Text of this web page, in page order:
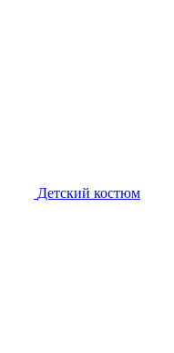
Детский костюм